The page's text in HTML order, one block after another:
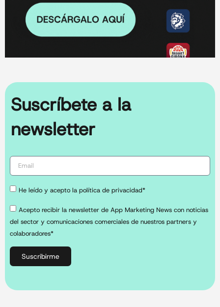
Suscríbete a la
newsletter
He leído y acepto la política de privacidad*
Acepto recibir la newsletter de App Marketing News con noticias
del sector y comunicaciones comerciales de nuestros partners y
colaboradores*
Suscribirme